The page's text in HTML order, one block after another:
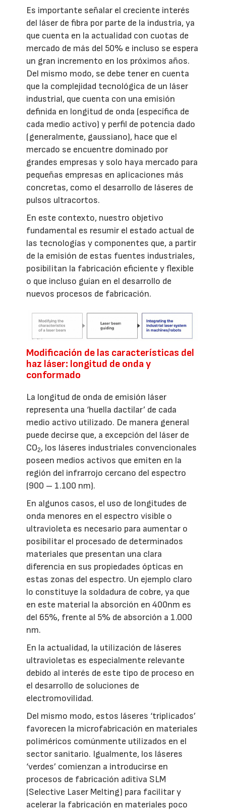
Es importante señalar el creciente interés
del láser de fibra por parte de la industria, ya
que cuenta en la actualidad con cuotas de
mercado de más del 50% e incluso se espera
un gran incremento en los próximos años.
Del mismo modo, se debe tener en cuenta
que la complejidad tecnológica de un láser
industrial, que cuenta con una emisión
definida en longitud de onda (específica de
cada medio activo) y perfil de potencia dado
(generalmente, gaussiano), hace que el
mercado se encuentre dominado por
grandes empresas y solo haya mercado para
pequeñas empresas en aplicaciones más
concretas, como el desarrollo de láseres de
pulsos ultracortos.
En este contexto, nuestro objetivo
fundamental es resumir el estado actual de
las tecnologías y componentes que, a partir
de la emisión de estas fuentes industriales,
posibilitan la fabricación eficiente y flexible
o que incluso guían en el desarrollo de
nuevos procesos de fabricación.
Modificación de las características del
haz láser: longitud de onda y
conformado
La longitud de onda de emisión láser
representa una ‘huella dactilar’ de cada
medio activo utilizado. De manera general
puede decirse que, a excepción del láser de
CO2, los láseres industriales convencionales
poseen medios activos que emiten en la
región del infrarrojo cercano del espectro
(900 – 1.100 nm).
En algunos casos, el uso de longitudes de
onda menores en el espectro visible o
ultravioleta es necesario para aumentar o
posibilitar el procesado de determinados
materiales que presentan una clara
diferencia en sus propiedades ópticas en
estas zonas del espectro. Un ejemplo claro
lo constituye la soldadura de cobre, ya que
en este material la absorción en 400nm es
del 65%, frente al 5% de absorción a 1.000
nm.
En la actualidad, la utilización de láseres
ultravioletas es especialmente relevante
debido al interés de este tipo de proceso en
el desarrollo de soluciones de
electromovilidad.
Del mismo modo, estos láseres ‘triplicados’
favorecen la microfabricación en materiales
poliméricos comúnmente utilizados en el
sector sanitario. Igualmente, los láseres
‘verdes’ comienzan a introducirse en
procesos de fabricación aditiva SLM
(Selective Laser Melting) para facilitar y
acelerar la fabricación en materiales poco